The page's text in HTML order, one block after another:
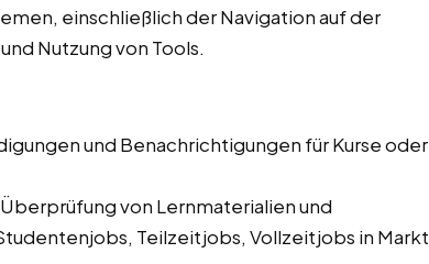
einschließlich der Navigation auf der
Nutzung von Tools.
und Benachrichtigungen für Kurse oder
von Lernmaterialien und
Teilzeitjobs, Vollzeitjobs in Markt